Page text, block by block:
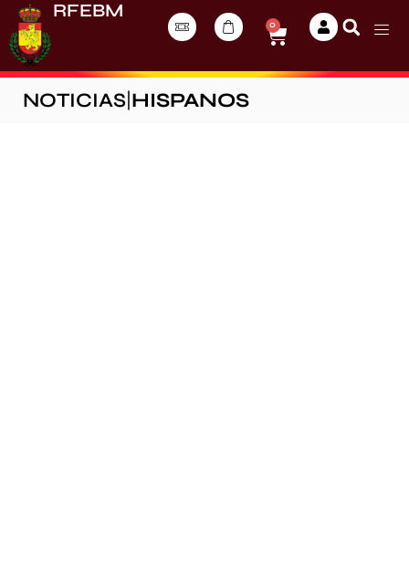
RFEBM
0
NOTICIAS HISPANOS